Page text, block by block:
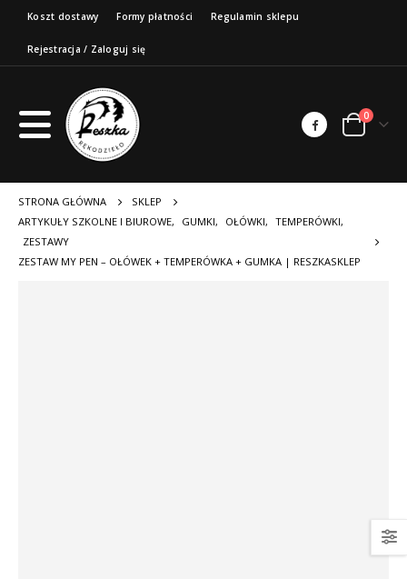
Koszt dostawy Formy płatności Regulamin sklepu
Rejestracja / Zaloguj się
0
STRONA GŁÓWNA
SKLEP
ARTYKUŁY SZKOLNE I BIUROWE, GUMKI, OŁÓWKI, TEMPERÓWKI,
ZESTAWY
ZESTAW MY PEN – OŁÓWEK + TEMPERÓWKA + GUMKA | RESZKASKLEP